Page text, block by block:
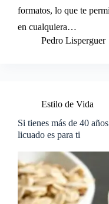
formatos, lo que te
en cualquiera…
Pedro Lisperguer
Estilo de Vida
Si tienes más de 40
licuado es para ti